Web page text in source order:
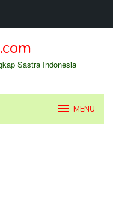
Sastra Indonesia
MENU